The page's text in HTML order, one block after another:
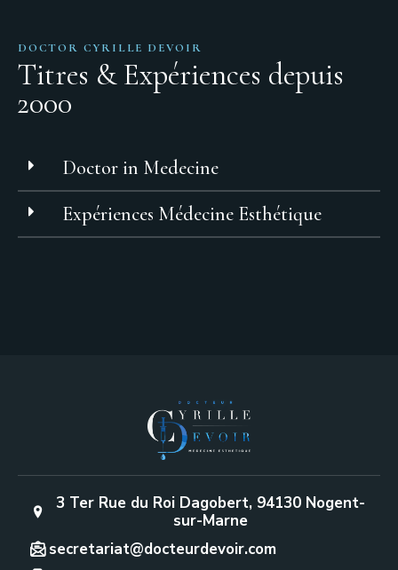
DOCTOR CYRILLE DEVOIR
Titres & Expériences depuis
2000
Doctor in Medecine
Expériences Médecine Esthétique
3 Ter Rue du Roi Dagobert, 94130 Nogent-
sur-Marne
secretariat@docteurdevoir.com